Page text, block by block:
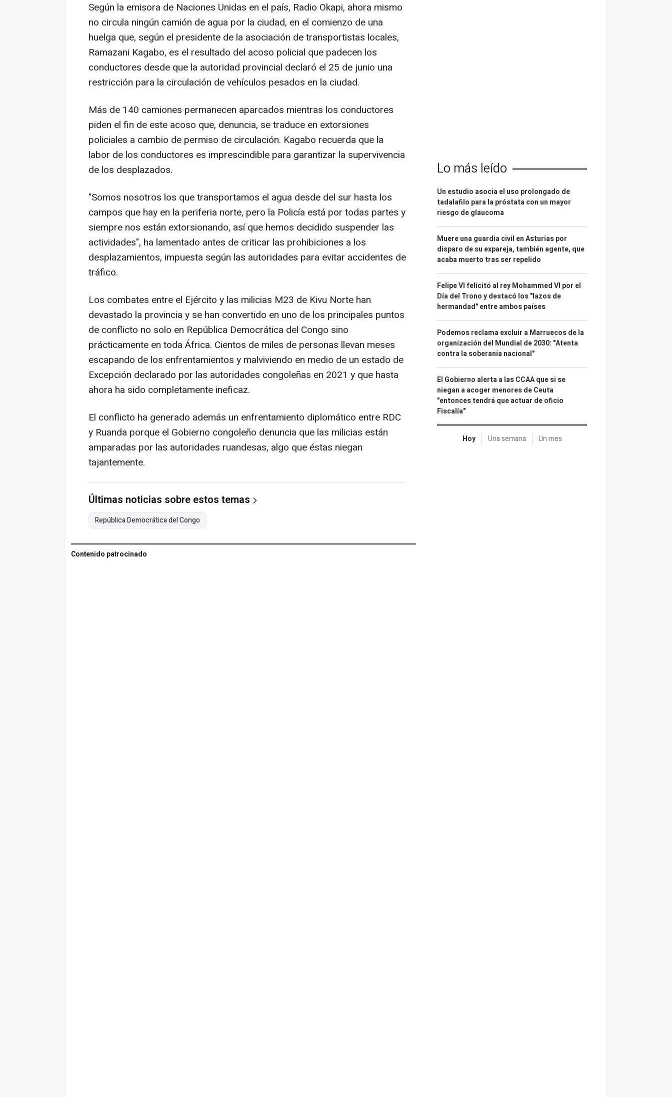
Según la emisora de Naciones Unidas en el país, Radio Okapi, ahora mismo
no circula ningún camión de agua por la ciudad, en el comienzo de una
huelga que, según el presidente de la asociación de transportistas locales,
Ramazani Kagabo, es el resultado del acoso policial que padecen los
conductores desde que la autoridad provincial declaró el 25 de junio una
restricción para la circulación de vehículos pesados en la ciudad.
Más de 140 camiones permanecen aparcados mientras los conductores
piden el fin de este acoso que, denuncia, se traduce en extorsiones
policiales a cambio de permiso de circulación. Kagabo recuerda que la
labor de los conductores es imprescindible para garantizar la supervivencia
de los desplazados.
"Somos nosotros los que transportamos el agua desde del sur hasta los
campos que hay en la periferia norte, pero la Policía está por todas partes y
siempre nos están extorsionando, así que hemos decidido suspender las
actividades", ha lamentado antes de criticar las prohibiciones a los
desplazamientos, impuesta según las autoridades para evitar accidentes de
tráfico.
Los combates entre el Ejército y las milicias M23 de Kivu Norte han
devastado la provincia y se han convertido en uno de los principales puntos
de conflicto no solo en República Democrática del Congo sino
prácticamente en toda África. Cientos de miles de personas llevan meses
escapando de los enfrentamientos y malviviendo en medio de un estado de
Excepción declarado por las autoridades congoleñas en 2021 y que hasta
ahora ha sido completamente ineficaz.
El conflicto ha generado además un enfrentamiento diplomático entre RDC
y Ruanda porque el Gobierno congoleño denuncia que las milicias están
amparadas por las autoridades ruandesas, algo que éstas niegan
tajantemente.
Últimas noticias sobre estos temas
República Democrática del Congo
Contenido patrocinado
Lo más leído
Un estudio asocia el uso prolongado de
tadalafilo para la próstata con un mayor
riesgo de glaucoma
Muere una guardia civil en Asturias por
disparo de su expareja, también agente, que
acaba muerto tras ser repelido
Felipe VI felicitó al rey Mohammed VI por el
Día del Trono y destacó los "lazos de
hermandad" entre ambos países
Podemos reclama excluir a Marruecos de la
organización del Mundial de 2030: "Atenta
contra la soberanía nacional"
El Gobierno alerta a las CCAA que si se
niegan a acoger menores de Ceuta
"entonces tendrá que actuar de oficio
Fiscalía"
Hoy Una semana Un mes